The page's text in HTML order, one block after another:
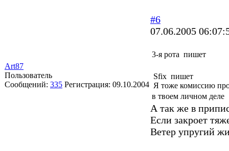
Art87
Пользователь
Сообщений: 335 Регистрация: 09.10.2004
#6
07.06.2005
3-я рота пишет
Sfix пишет
Я тоже комиссию
в твоем личном деле
А так же в
Если закроет
Ветер упругий